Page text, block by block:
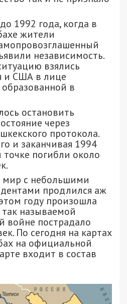
1992 года, когда в
жители
независимость.
взялись
и США в лице
в
остановить
через
протокола.
и заканчивая 1994
точке погибли около
с небольшими
продлился аж
году произошла
называемой
войне пострадало
По сегодня на картах
на официальной
входит в состав